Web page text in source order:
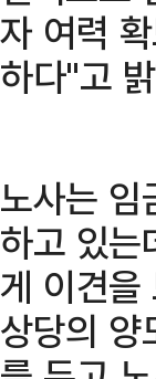
자 여력
하다"고
노사는 임
하고 있는
게 이견
상당의